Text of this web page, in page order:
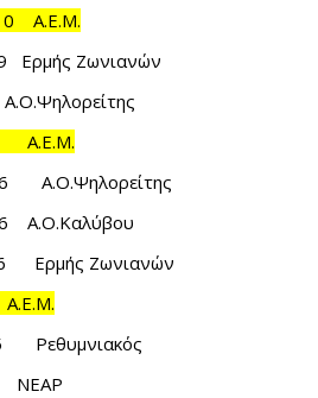
Α.Ε.Μ.
Ζωνιανών
Α.Ε.Μ.
Α.Ο.Καλύβου
Ζωνιανών